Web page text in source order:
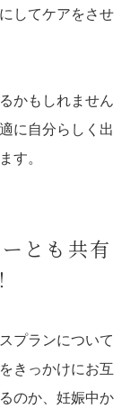
してケアをさせ
かもしれません
に自分らしく出
す。
とも共有
プランについて
きっかけにお互
のか、妊娠中か